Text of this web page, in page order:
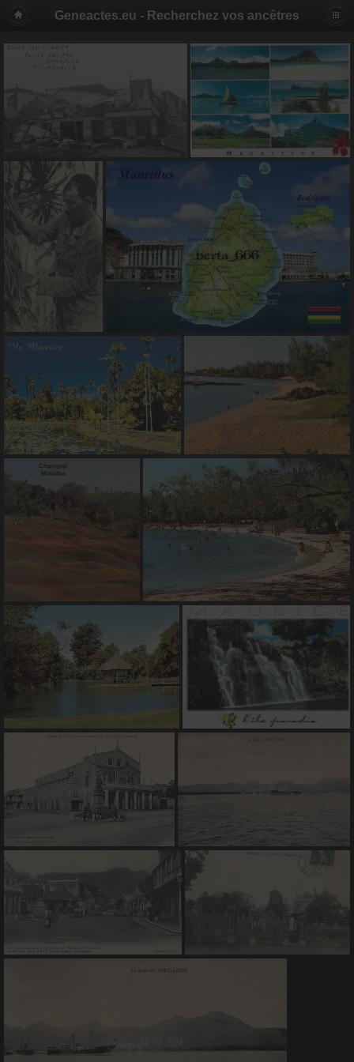
Geneactes.eu - Recherchez vos ancêtres